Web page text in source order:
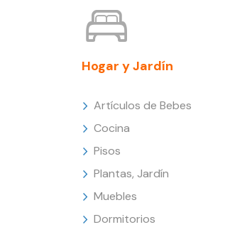
Hogar y Jardín
Artículos de Bebes
Cocina
Pisos
Plantas, Jardín
Muebles
Dormitorios